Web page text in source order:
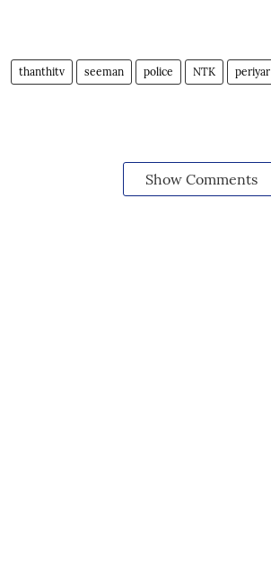
thanthitv seeman police NTK periyar
Show Comments